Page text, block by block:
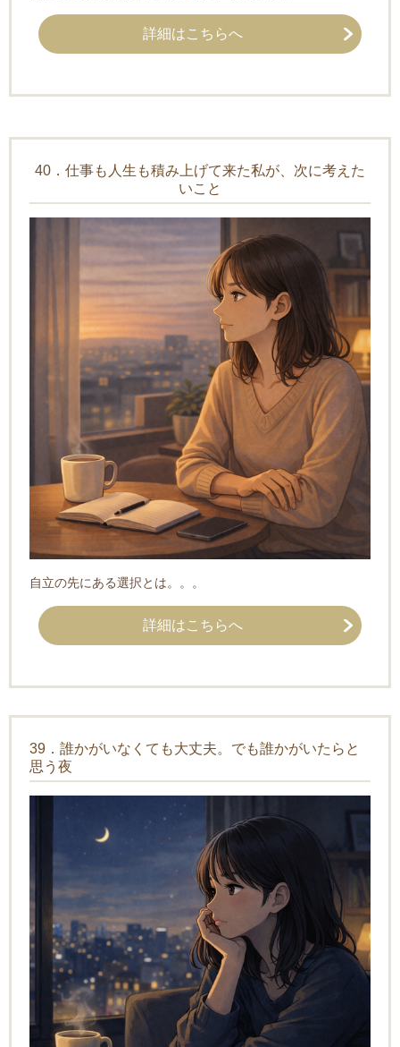
詳細はこちらへ
40．仕事も人生も積み上げて来た私が、次に考えた
いこと
自立の先にある選択とは。。。
詳細はこちらへ
39．誰かがいなくても大丈夫。でも誰かがいたらと
思う夜